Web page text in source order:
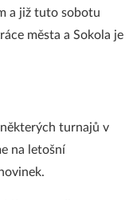
a již tuto sobotu
města a Sokola je
turnajů v
na letošní